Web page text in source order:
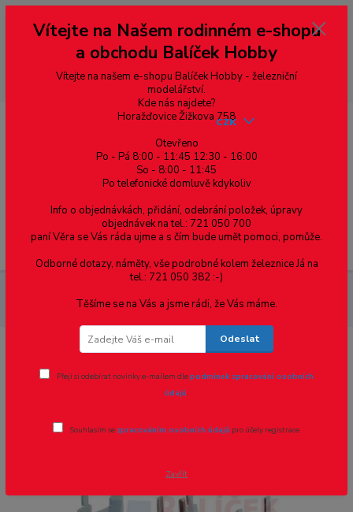
--- pro zákazníky ze Slovenska a jiných zemí, pokud chcete platit v eurech
přepněte si e-shop na euro 💶 pro přepočet měny - pravý horní roh ---
dobírky – pokud si z nějakého důvodu zásilku nevyzvednete, bude po
domluvě zaslána znovu s opětovnou platbou za poštovné, v opačném
případě bude zrušena a účet přidán na blacklist a rušeny následující
objednávky.
Menu
CZK
přestavník
Vítejte na Našem rodinném e-shopu
a obchodu Balíček Hobby
Vítejte na našem e-shopu Balíček Hobby - železniční
modelářství.
Kde nás najdete?
Horažďovice Žižkova 758
Otevřeno
Po - Pá 8:00 - 11:45 12:30 - 16:00
So - 8:00 - 11:45
Po telefonické domluvě kdykoliv
Info o objednávkách, přidání, odebrání položek, úpravy
objednávek na tel.: 721 050 700
paní Věra se Vás ráda ujme a s čím bude umět pomoci, pomůže.
Odborné dotazy, náměty, vše podrobné kolem železnice Já na
tel.: 721 050 382 :-)
Těšíme se na Vás a jsme rádi, že Vás máme.
Odeslat
Přeji si odebírat novinky e-mailem dlepodmínek zpracování osobních
údajů.
Souhlasím se zpracováním osobních údajů pro účely registrace.
Zavřít